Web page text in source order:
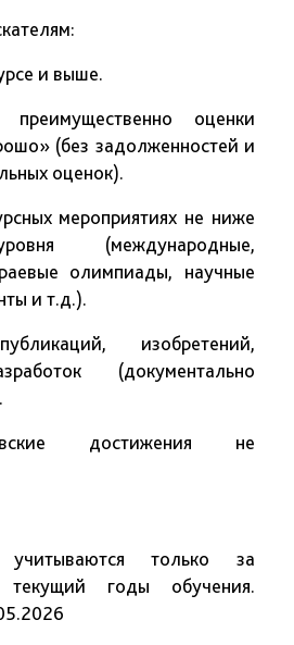
и выше.
преимущественно оценки
(без задолженностей и
оценок).
мероприятиях не ниже
(международные,
олимпиады, научные
и т.д.).
изобретений,
(документально
достижения не
только за
годы обучения.